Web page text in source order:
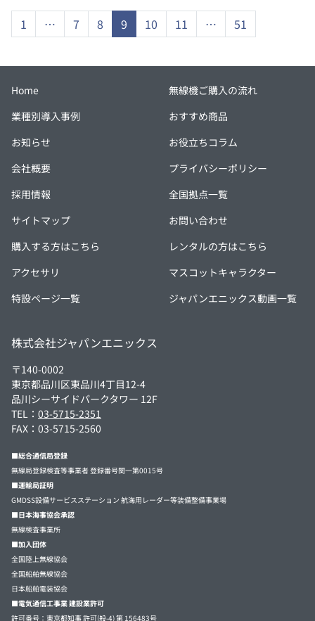
1 … 7 8 9 10 11 … 51
Home
無線機ご購入の流れ
業種別導入事例
おすすめ商品
お知らせ
お役立ちコラム
会社概要
プライバシーポリシー
採用情報
全国拠点一覧
サイトマップ
お問い合わせ
購入する方はこちら
レンタルの方はこちら
アクセサリ
マスコットキャラクター
特設ページ一覧
ジャパンエニックス動画一覧
株式会社ジャパンエニックス
〒140-0002
東京都品川区東品川4丁目12-4
品川シーサイドパークタワー 12F
TEL： 03-5715-2351
FAX：03-5715-2560
■総合通信局登録
無線局登録検査等事業者 登録番号関一第0015号
■運輸局証明
GMDSS設備サービスステーション 航海用レーダー等装備整備事業場
■日本海事協会承認
無線検査事業所
■加入団体
全国陸上無線協会
全国船舶無線協会
日本船舶電装協会
■電気通信工事業 建設業許可
許可番号：東京都知事 許可(般-4) 第 156483号